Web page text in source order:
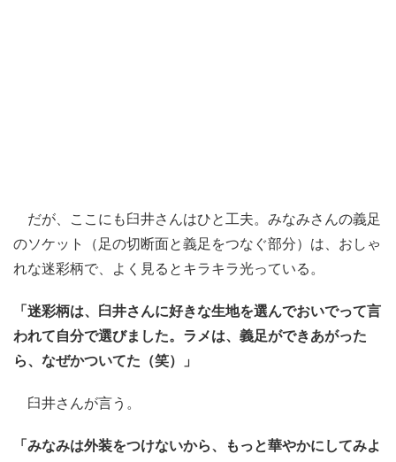
だが、ここにも臼井さんはひと工夫。みなみさんの義足
のソケット（足の切断面と義足をつなぐ部分）は、おしゃ
れな迷彩柄で、よく見るとキラキラ光っている。
「迷彩柄は、臼井さんに好きな生地を選んでおいでって言
われて自分で選びました。ラメは、義足ができあがった
ら、なぜかついてた（笑）」
臼井さんが言う。
「みなみは外装をつけないから、もっと華やかにしてみよ